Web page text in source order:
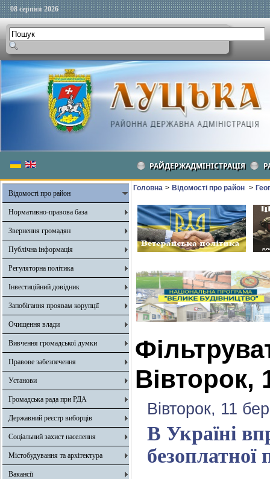
08 серпня 2026
РАЙДЕРЖАДМІНІСТРАЦІЯ
Відомості про район
Нормативно-правова база
Звернення громадян
Публічна інформація
Регуляторна політика
Інвестиційний довідник
Запобігання проявам корупції
Очищення влади
Вивчення громадської думки
Правове забезпечення
Установи
Громадська рада при РДА
Державний реєстр виборців
Соціальний захист населення
Містобудування та архітектура
Вакансії
Головна > Відомості про район >
Вівторок,
Вівторок, 11
В Україні
безоплатної